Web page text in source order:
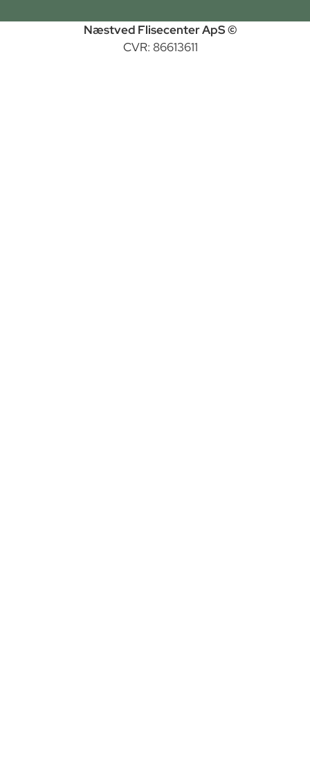
Næstved Flisecenter ApS ©
CVR: 86613611